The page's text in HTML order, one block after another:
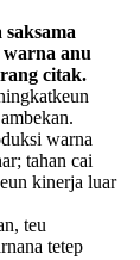
anu
citak.
warna
tahan cai
kinerja luar
teu
tetep